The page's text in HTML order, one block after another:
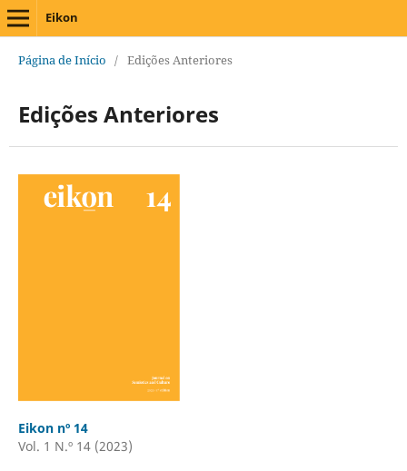
Eikon
Página de Início / Edições Anteriores
Edições Anteriores
Eikon nº 14
Vol. 1 N.º 14 (2023)